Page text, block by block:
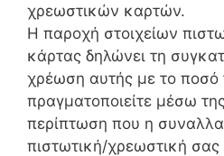
χρεωστικών καρτών.
Η παροχή στοιχείων
κάρτας δηλώνει τη
χρέωση αυτής με το ποσό
πραγματοποιείτε μέσω
περίπτωση που η
πιστωτική/χρεωστική